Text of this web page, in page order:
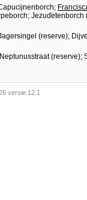
(reserve);
versie 12.1